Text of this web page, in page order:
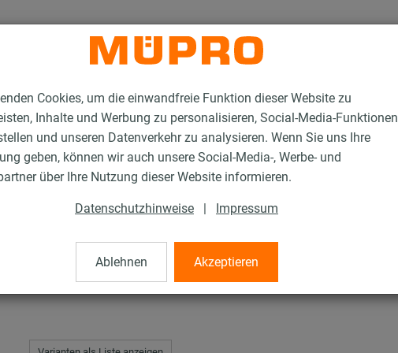
Cookies, um die einwandfreie Funktion dieser Website zu
Inhalte und Werbung zu personalisieren, Social-Media-Funktionen
und unseren Datenverkehr zu analysieren. Wenn Sie uns Ihre
geben, können wir auch unsere Social-Media-, Werbe- und
über Ihre Nutzung dieser Website informieren.
Datenschutzhinweise | Impressum
Ablehnen Akzeptieren
MPC-Systemschienen